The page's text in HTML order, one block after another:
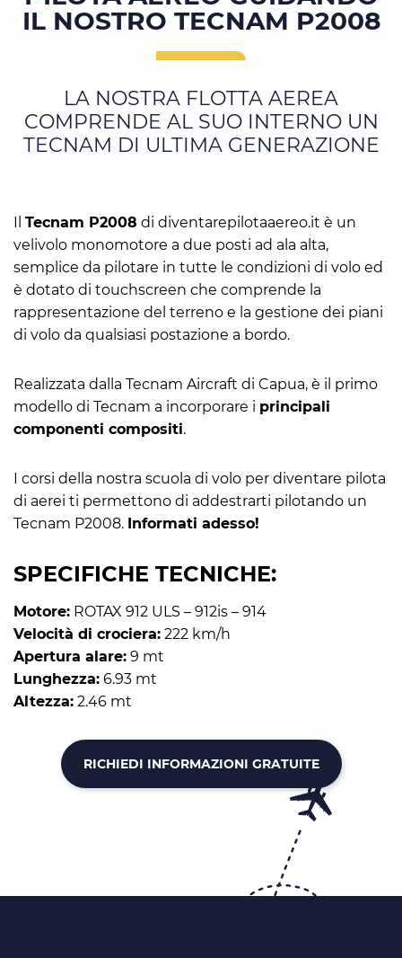
IL NOSTRO TECNAM P2008
LA NOSTRA FLOTTA AEREA
COMPRENDE AL SUO INTERNO UN
TECNAM DI ULTIMA GENERAZIONE
Il Tecnam P2008 di diventarepilotaaereo.it è un
velivolo monomotore a due posti ad ala alta,
semplice da pilotare in tutte le condizioni di volo ed
è dotato di touchscreen che comprende la
rappresentazione del terreno e la gestione dei piani
di volo da qualsiasi postazione a bordo.
Realizzata dalla Tecnam Aircraft di Capua, è il primo
modello di Tecnam a incorporare i principali
componenti compositi.
I corsi della nostra scuola di volo per diventare pilota
di aerei ti permettono di addestrarti pilotando un
Tecnam P2008. Informati adesso!
SPECIFICHE TECNICHE:
Motore: ROTAX 912 ULS – 912is – 914
Velocità di crociera: 222 km/h
Apertura alare: 9 mt
Lunghezza: 6.93 mt
Altezza: 2.46 mt
RICHIEDI INFORMAZIONI GRATUITE